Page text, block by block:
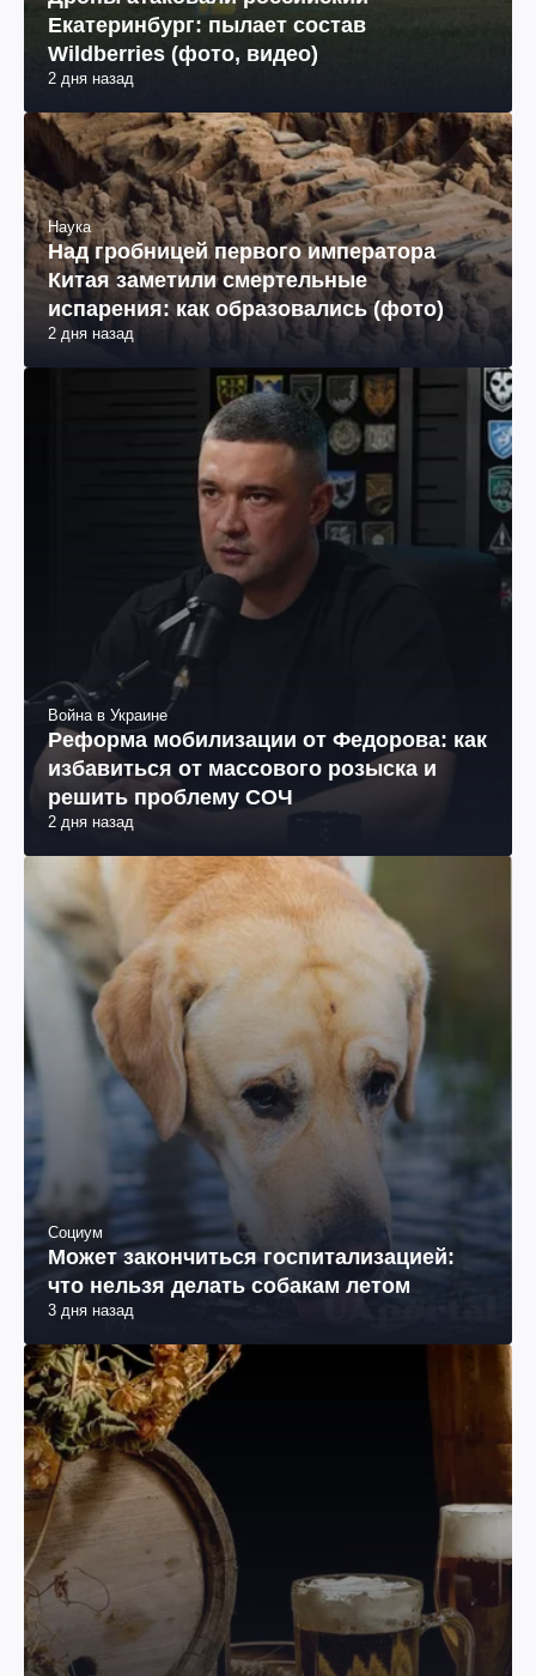
Дроны атаковали российский
Екатеринбург: пылает состав
Wildberries (фото, видео)
Наука
Над гробницей первого императора
Китая заметили смертельные
испарения: как образовались (фото)
Война в Украине
Реформа мобилизации от Федорова: как
избавиться от массового розыска и
решить проблему СОЧ
Социум
Может закончиться госпитализацией:
что нельзя делать собакам летом